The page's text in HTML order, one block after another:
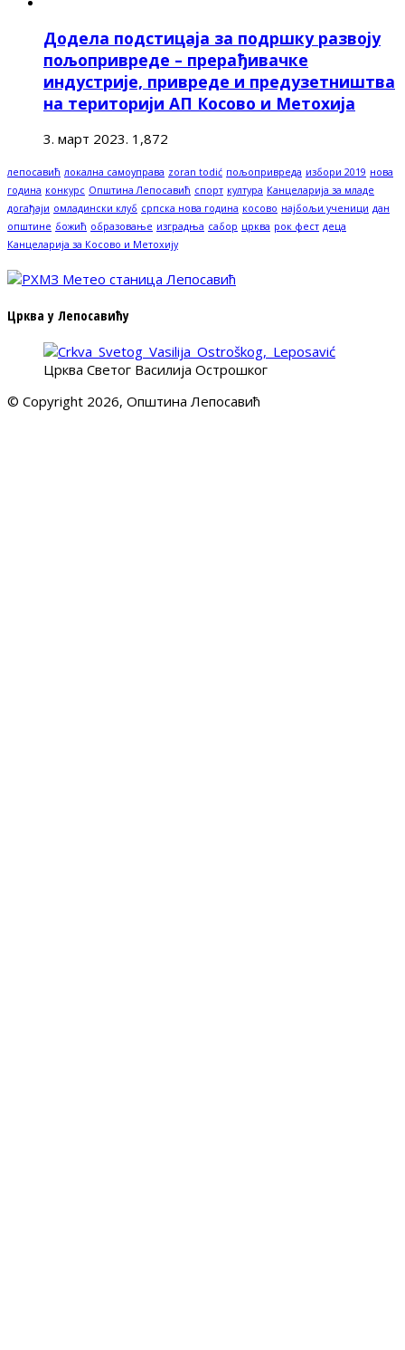
Додела подстицаја за подршку развоју
пољопривреде – прерађивачке
индустрије, привреде и предузетништва
на територији АП Косово и Метохија
3. март 2023. 1,872
лепосавић локална самоуправа zoran todić пољопривреда избори 2019 нова
година конкурс Општина Лепосавић спорт култура Канцеларија за младе
догађаји омладински клуб српска нова година косово најбољи ученици дан
општине божић образовање изградња сабор црква рок фест деца
Канцеларија за Косово и Метохију
Црква у Лепосавићу
Црква Светог Василија Острошког
© Copyright 2026, Општина Лепосавић